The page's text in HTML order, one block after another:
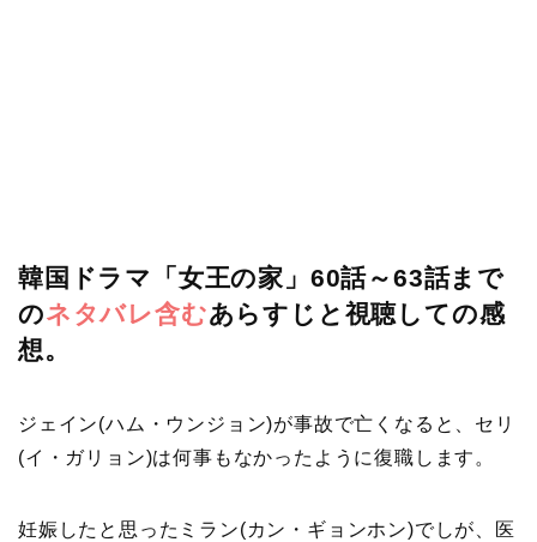
韓国ドラマ「女王の家」60話～63話まで
のネタバレ含むあらすじと視聴しての感
想。
ジェイン(ハム・ウンジョン)が事故で亡くなると、セリ
(イ・ガリョン)は何事もなかったように復職します。
妊娠したと思ったミラン(カン・ギョンホン)でしが、医